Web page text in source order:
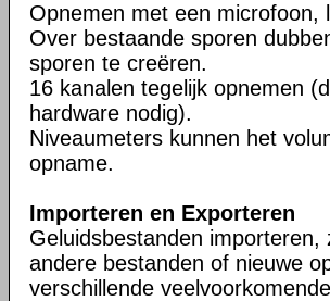
Opnemen met een microfoon,
Over bestaande sporen
sporen te creëren.
16 kanalen tegelijk opnemen
hardware nodig).
Niveaumeters kunnen het
opname.
Importeren en Exporteren
Geluidsbestanden
andere bestanden of nieuwe
verschillende